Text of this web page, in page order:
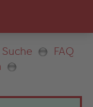
Suche
FAQ